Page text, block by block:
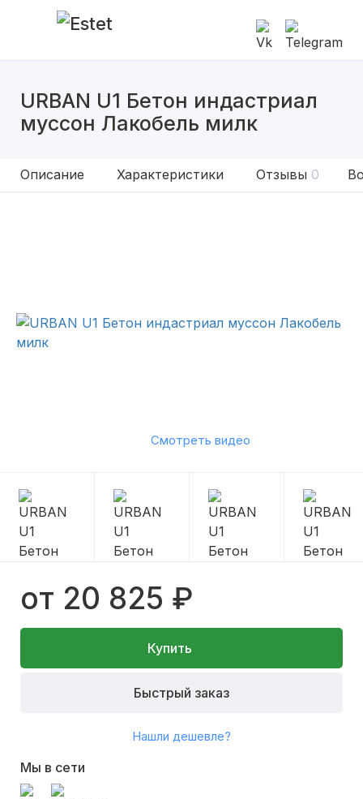
URBAN U1 Бетон индастриал
муссон Лакобель милк
Описание Характеристики Отзывы 0
Смотреть видео
от 20 825 ₽
Купить
Быстрый заказ
Нашли дешевле?
Мы в сети